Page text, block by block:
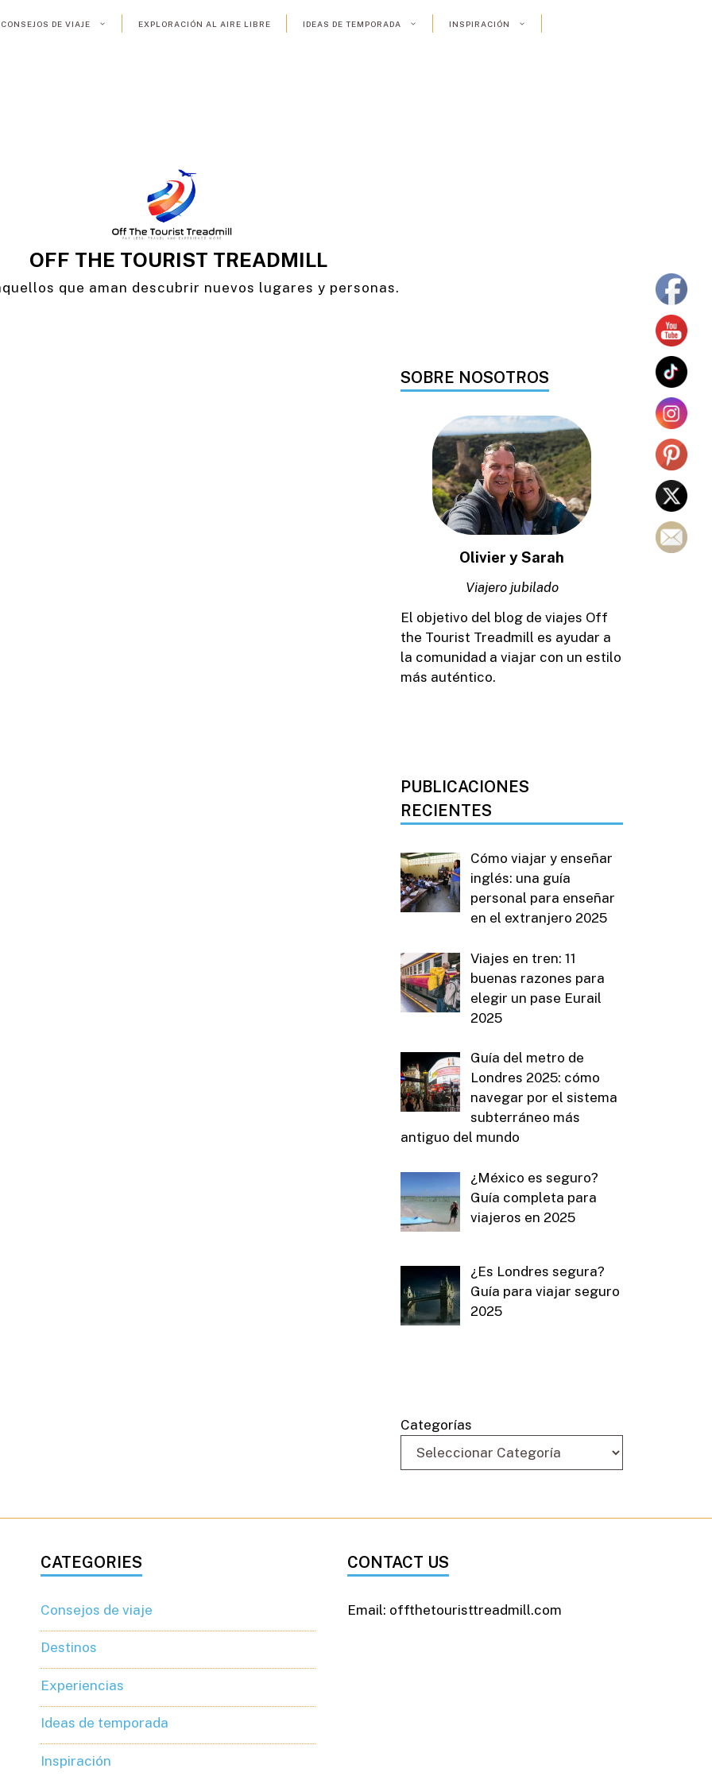
CONSEJOS DE VIAJE EXPLORACIÓN AL AIRE LIBRE IDEAS DE TEMPORADA INSPIRACIÓN
OFF THE TOURIST TREADMILL
que aman descubrir nuevos lugares y personas.
SOBRE NOSOTROS
Olivier y Sarah
Viajero jubilado
El objetivo del blog de viajes Off
the Tourist Treadmill es ayudar a
la comunidad a viajar con un estilo
más auténtico.
PUBLICACIONES
RECIENTES
Cómo viajar y enseñar
inglés: una guía
personal para enseñar
en el extranjero 2025
Viajes en tren: 11
buenas razones para
elegir un pase Eurail
2025
Guía del metro de
Londres 2025: cómo
navegar por el sistema
subterráneo más
antiguo del mundo
¿México es seguro?
Guía completa para
viajeros en 2025
¿Es Londres segura?
Guía para viajar seguro
2025
Categorías
CATEGORIES
Consejos de viaje
Destinos
Experiencias
Ideas de temporada
Inspiración
CONTACT US
Email: offthetouristtreadmill.com